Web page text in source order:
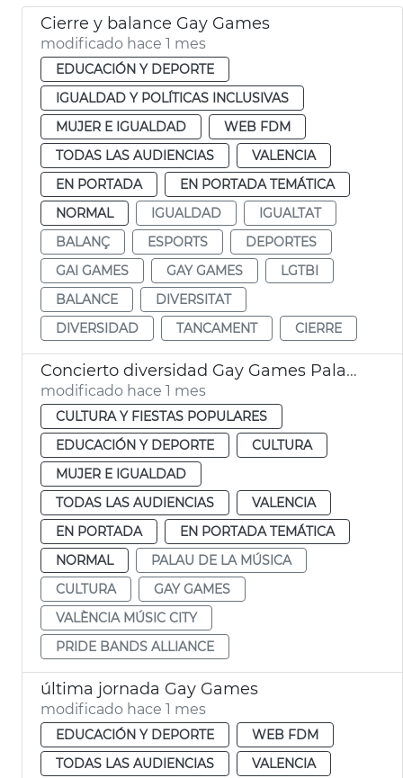
Cierre y balance Gay Games
modificado hace 1 mes
EDUCACIÓN Y DEPORTE
IGUALDAD Y POLÍTICAS INCLUSIVAS
MUJER E IGUALDAD
WEB FDM
TODAS LAS AUDIENCIAS
VALENCIA
EN PORTADA
EN PORTADA TEMÁTICA
NORMAL
IGUALDAD
IGUALTAT
BALANÇ
ESPORTS
DEPORTES
GAI GAMES
GAY GAMES
LGTBI
BALANCE
DIVERSITAT
DIVERSIDAD
TANCAMENT CIERRE
Concierto diversidad Gay Games Palau de la Música de València
modificado hace 1 mes
CULTURA Y FIESTAS POPULARES
EDUCACIÓN Y DEPORTE
CULTURA
MUJER E IGUALDAD
TODAS LAS AUDIENCIAS
VALENCIA
EN PORTADA
EN PORTADA TEMÁTICA
NORMAL
PALAU DE LA MÚSICA
CULTURA
GAY GAMES
VALÈNCIA MÚSIC CITY
PRIDE BANDS ALLIANCE
última jornada Gay Games
modificado hace 1 mes
EDUCACIÓN Y DEPORTE
WEB FDM
TODAS LAS AUDIENCIAS
VALENCIA